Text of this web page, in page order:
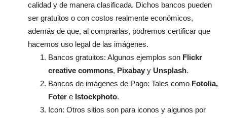
calidad y de manera clasificada. Dichos bancos pueden
ser gratuitos o con costos realmente económicos,
además de que, al comprarlas, podremos certificar que
hacemos uso legal de las imágenes.
Bancos gratuitos: Algunos ejemplos son Flickr
creative commons, Pixabay y Unsplash.
Bancos de imágenes de Pago: Tales como Fotolia,
Foter e Istockphoto.
Icon: Otros sitios son para iconos y algunos por